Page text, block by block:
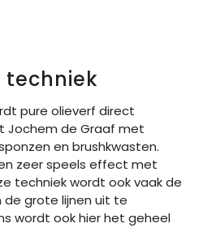
techniek
pure olieverf direct
Jochem de Graaf met
en brushkwasten.
zeer speels effect met
techniek wordt ook vaak de
grote lijnen uit te
wordt ook hier het geheel